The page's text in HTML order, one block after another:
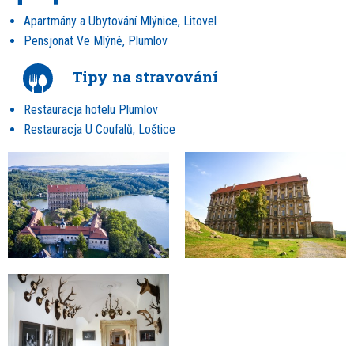
Apartmány a Ubytování Mlýnice, Litovel
Pensjonat Ve Mlýně, Plumlov
Tipy na stravování
Restauracja hotelu Plumlov
Restauracja U Coufalů, Loštice